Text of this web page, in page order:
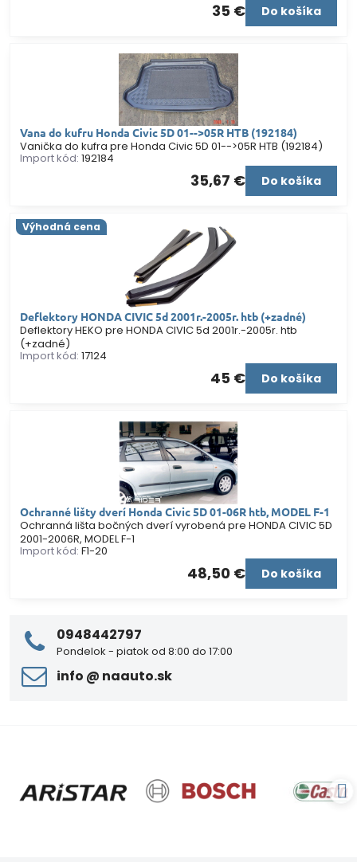
35 € Do košíka
Vana do kufru Honda Civic 5D 01-->05R HTB (192184)
Vanička do kufra pre Honda Civic 5D 01-->05R HTB (192184)
Import kód: 192184
35,67 € Do košíka
Deflektory HONDA CIVIC 5d 2001r.-2005r. htb (+zadné)
Výhodná cena
Deflektory HEKO pre HONDA CIVIC 5d 2001r.-2005r. htb
(+zadné)
Import kód: 17124
45 € Do košíka
Ochranné lišty dverí Honda Civic 5D 01-06R htb, MODEL F-1
Ochranná lišta bočných dverí vyrobená pre HONDA CIVIC 5D
2001-2006R, MODEL F-1
Import kód: F1-20
48,50 € Do košíka
0948442797
Pondelok - piatok od 8:00 do 17:00
info ​@ naauto​.sk